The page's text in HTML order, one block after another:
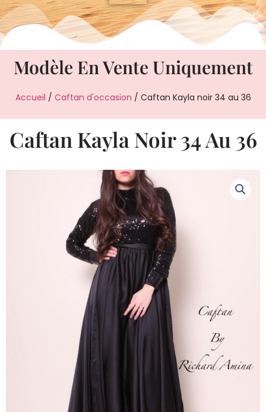
Modèle En Vente Uniquement
Accueil / Caftan d'occasion / Caftan Kayla noir 34 au 36
Caftan Kayla Noir 34 Au 36